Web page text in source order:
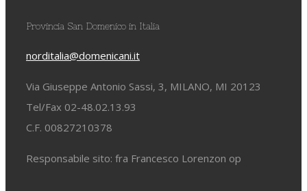
Provincia San Domenico in Italia
norditalia@domenicani.it
Via Giuseppe Antonio Sassi, 3, MILANO, MI 20123
Tel/Fax 02-48.02.13.93
C.F. 00827210378
Responsabile sito: fra Francesco Lorenzon op